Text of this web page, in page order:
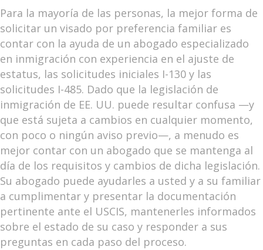
Para la mayoría de las personas, la mejor forma de
solicitar un visado por preferencia familiar es
contar con la ayuda de un abogado especializado
en inmigración con experiencia en el ajuste de
estatus, las solicitudes iniciales I-130 y las
solicitudes I-485. Dado que la legislación de
inmigración de EE. UU. puede resultar confusa —y
que está sujeta a cambios en cualquier momento,
con poco o ningún aviso previo—, a menudo es
mejor contar con un abogado que se mantenga al
día de los requisitos y cambios de dicha legislación.
Su abogado puede ayudarles a usted y a su familiar
a cumplimentar y presentar la documentación
pertinente ante el USCIS, mantenerles informados
sobre el estado de su caso y responder a sus
preguntas en cada paso del proceso.